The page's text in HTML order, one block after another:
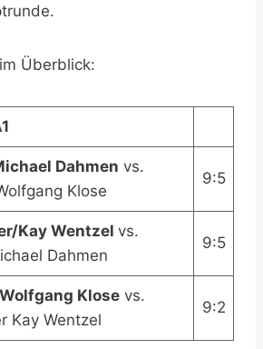
Überblick:
Dahmen vs.
Klose
9:5
Kay Wentzel vs.
Dahmen
9:5
Klosevs.
Kay Wentzel
9:2